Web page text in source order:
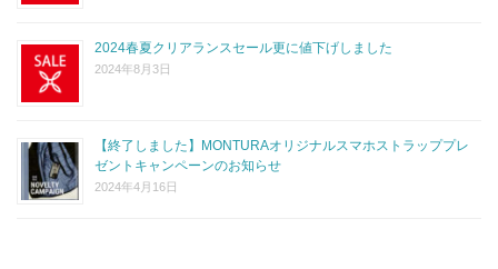
2024春夏クリアランスセール更に値下げしました
2024年8月3日
【終了しました】MONTURAオリジナルスマホストラッププレ
ゼントキャンペーンのお知らせ
2024年4月16日